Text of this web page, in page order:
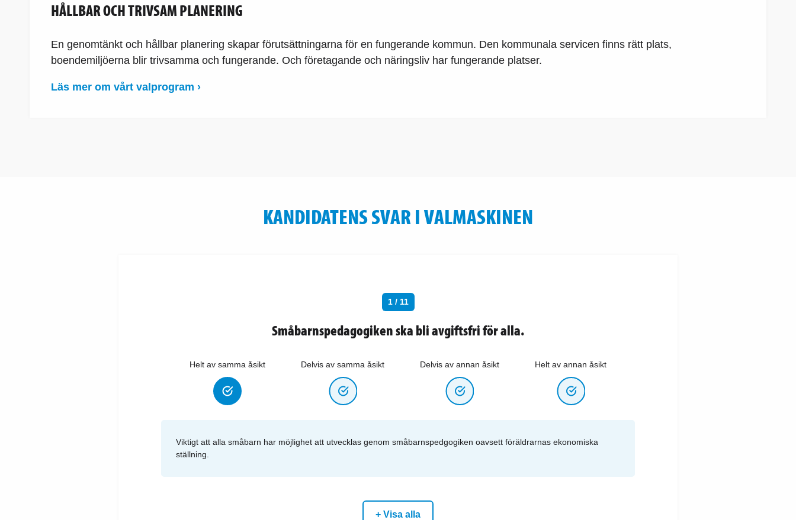
HÅLLBAR OCH TRIVSAM PLANERING
En genomtänkt och hållbar planering skapar förutsättningarna för en fungerande kommun. Den kommunala servicen finns rätt plats,
boendemiljöerna blir trivsamma och fungerande. Och företagande och näringsliv har fungerande platser.
Läs mer om vårt valprogram ›
KANDIDATENS SVAR I VALMASKINEN
1 / 11
Småbarnspedagogiken ska bli avgiftsfri för alla.
Helt av samma åsikt Delvis av samma åsikt Delvis av annan åsikt Helt av annan åsikt
Viktigt att alla småbarn har möjlighet att utvecklas genom småbarnspedgogiken oavsett föräldrarnas ekonomiska
ställning.
+ Visa alla